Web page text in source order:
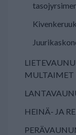
MULTAIMET
HEINÄ- JA